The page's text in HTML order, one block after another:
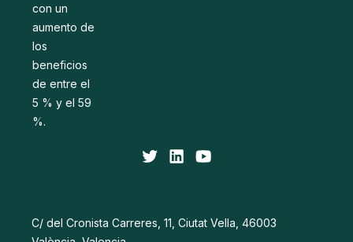
con un
aumento de
los
beneficios
de entre el
5 % y el 59
%.
C/ del Cronista Carreres, 11, Ciutat Vella, 46003